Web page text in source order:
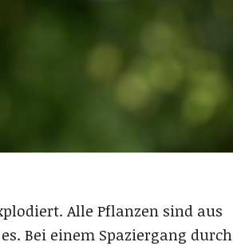
Alle Pflanzen sind aus
Bei einem Spaziergang durch